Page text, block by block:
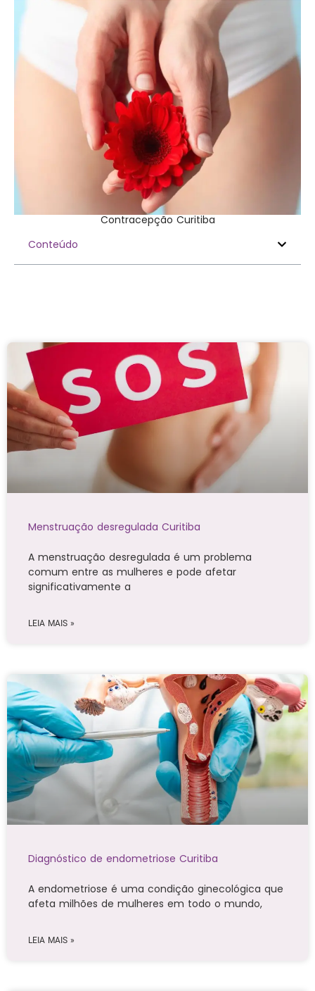
Contracepção Curitiba
Conteúdo
Menstruação desregulada Curitiba
A menstruação desregulada é um problema
comum entre as mulheres e pode afetar
significativamente a
LEIA MAIS »
Diagnóstico de endometriose Curitiba
A endometriose é uma condição ginecológica que
afeta milhões de mulheres em todo o mundo,
LEIA MAIS »